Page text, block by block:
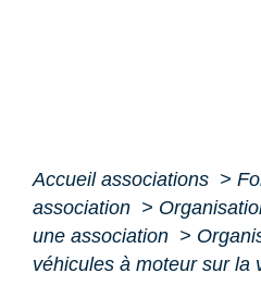
Accueil associations >
association >
une association >
véhicules à moteur sur la